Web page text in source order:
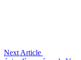
Next Article